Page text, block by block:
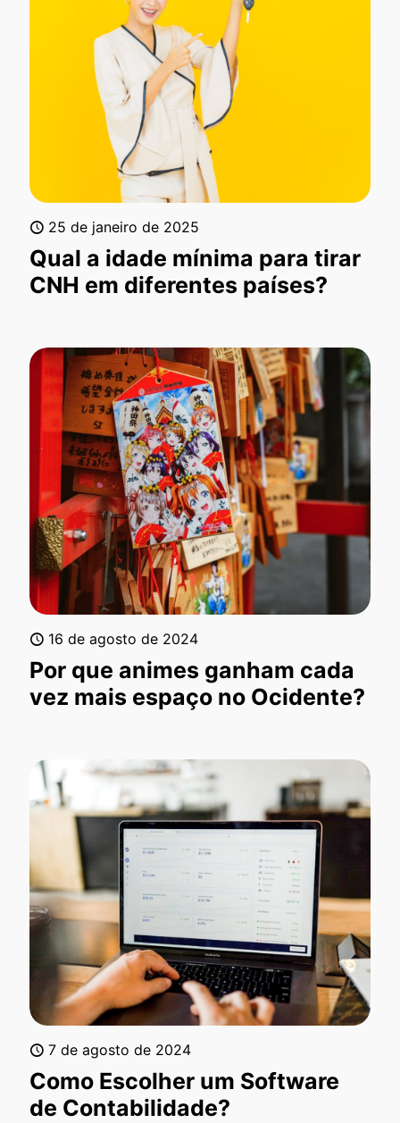
25 de janeiro de 2025
Qual a idade mínima para tirar
CNH em diferentes países?
16 de agosto de 2024
Por que animes ganham cada
vez mais espaço no Ocidente?
7 de agosto de 2024
Como Escolher um Software
de Contabilidade?